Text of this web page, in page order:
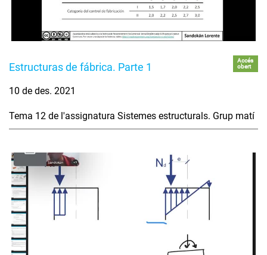
Estructuras de fábrica. Parte 1
Accés
obert
10 de des. 2021
Tema 12 de l'assignatura Sistemes estructurals. Grup matí